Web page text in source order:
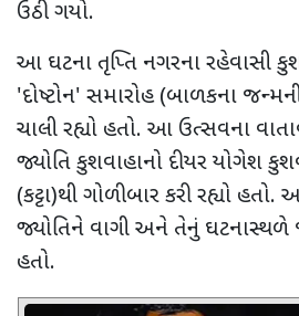
ઉઠી ગયો.
આ ઘટના તૃપ્તિ નગરના રહેવાસી
'દોષ્ટોન' સમારોહ (બાળકના
ચાલી રહ્યો હતો. આ ઉત્સવના
જ્યોતિ કુશવાહાનો દીયર યોગેશ
(કટ્ટા)થી ગોળીબાર કરી રહ્યો
જ્યોતિને વાગી અને તેનું ઘટનાસ્થળે
હતો.